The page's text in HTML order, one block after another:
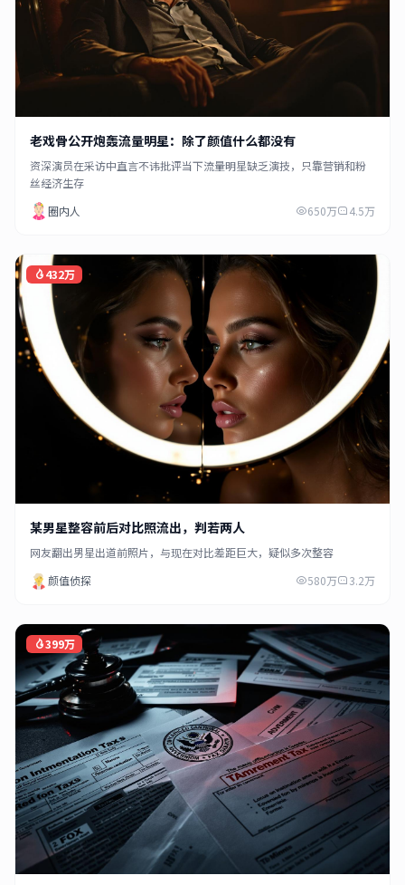
老戏骨公开炮轰流量明星：除了颜值什么都没有
资深演员在采访中直言不讳批评当下流量明星缺乏演技，只靠营销和粉
丝经济生存
圈内人
650万 4.5万
432万
某男星整容前后对比照流出，判若两人
网友翻出男星出道前照片，与现在对比差距巨大，疑似多次整容
颜值侦探
580万 3.2万
399万